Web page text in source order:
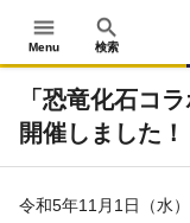
menu
Menu
search
検索
「恐竜化石コ
開催しました！
令和5年11 月 1 日（水